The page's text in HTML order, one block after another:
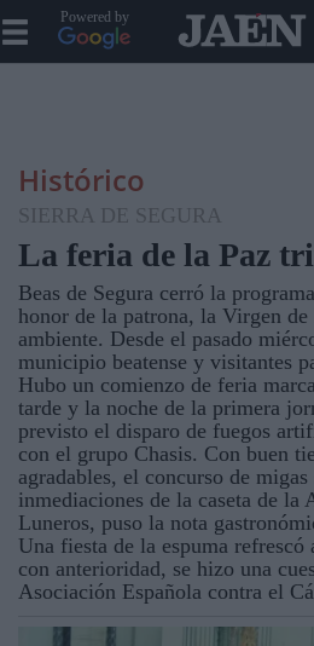
Powered by
Histórico
SIERRA DE SEGURA
La feria de la Paz
Beas de Segura cerró la
honor de la patrona, la Virgen de
ambiente. Desde el pasado
municipio beatense y visitantes
Hubo un comienzo de feria
tarde y la noche de la primera
previsto el disparo de fuegos
con el grupo Chasis. Con buen
agradables, el concurso de migas
inmediaciones de la caseta de la
Luneros, puso la nota
Una fiesta de la espuma refrescó
con anterioridad, se hizo una
Asociación Española contra el